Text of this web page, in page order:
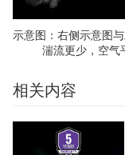
示意图：右侧示意图
湍流更少，空气
相关内容